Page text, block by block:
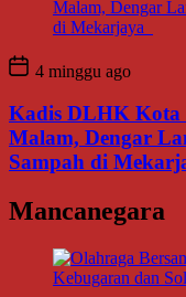
4 minggu ago
Kadis DLHK Kota
Malam, Dengar
Sampah di
Mancanegara